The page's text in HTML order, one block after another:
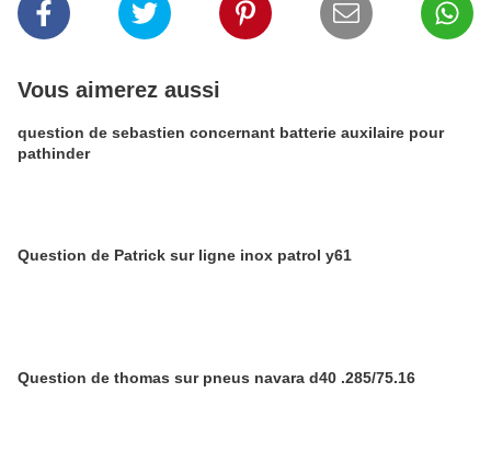
Vous aimerez aussi
question de sebastien concernant batterie auxilaire pour
pathinder
Question de Patrick sur ligne inox patrol y61
Question de thomas sur pneus navara d40 .285/75.16